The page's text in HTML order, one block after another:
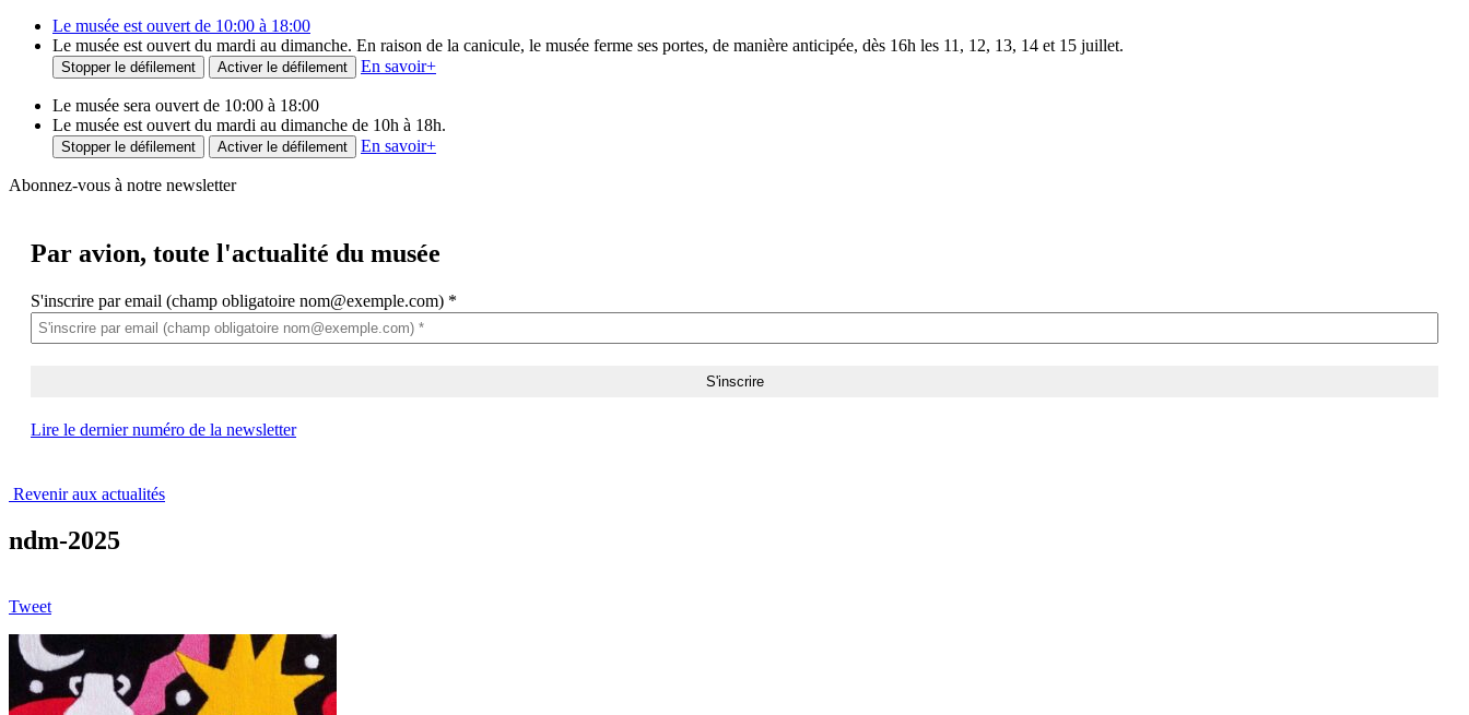
Le musée est ouvert de 10:00 à 18:00
Le musée est ouvert du mardi au dimanche. En raison de la canicule, le musée ferme ses portes, de manière anticipée, dès 16h les 11, 12, 13, 14 et 15 juillet.
Stopper le défilement Activer le défilement En savoir+
Le musée sera ouvert de 10:00 à 18:00
Le musée est ouvert du mardi au dimanche de 10h à 18h.
Stopper le défilement Activer le défilement En savoir+
Abonnez-vous à notre newsletter
Par avion, toute l'actualité du musée
S'inscrire par email (champ obligatoire nom@exemple.com) *
Lire le dernier numéro de la newsletter
Revenir aux actualités
ndm-2025
Tweet